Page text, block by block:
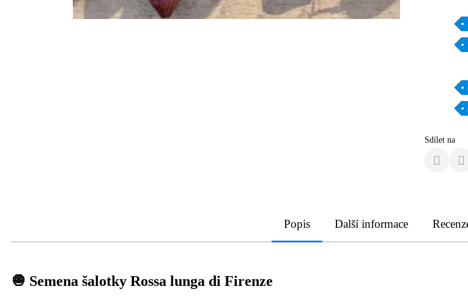
Sdílet na
Popis Další informace
🧅 Semena šalotky Rossa lunga di Firenze